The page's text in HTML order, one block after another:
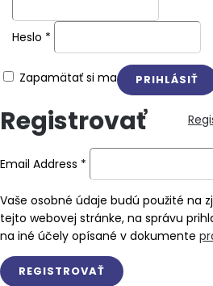
Heslo *
Zapamätať si ma
Registrovať
Email Address *
Vaše osobné údaje budú použité na
tejto webovej stránke, na správu
na iné účely opísané v dokumente